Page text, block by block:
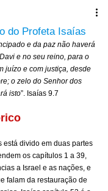
do Profeta Isaías
e da paz não haverá
e no seu reino, para o
juízo e com justiça, desde
o zelo do Senhor dos
isto”. Isaías 9.7
está divido em duas partes
os capítulos 1 a 39,
a Israel e as nações, e
falam da restauração de